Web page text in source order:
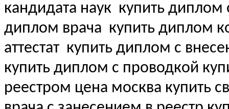
кандидата наук купить диплом
диплом врача купить диплом
аттестат купить диплом с
купить диплом с проводкой
реестром цена москва купить